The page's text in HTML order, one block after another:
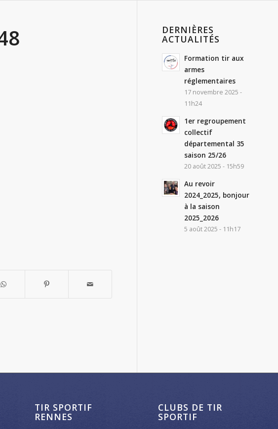
DERNIÈRES
ACTUALITÉS
Formation tir aux
armes
réglementaires
17 novembre 2025 -
11h24
1er regroupement
collectif
départemental 35
saison 25/26
20 août 2025 - 15h59
Au revoir
2024_2025, bonjour
à la saison
2025_2026
5 août 2025 - 11h17
TIR SPORTIF
RENNES
CLUBS DE TIR
SPORTIF